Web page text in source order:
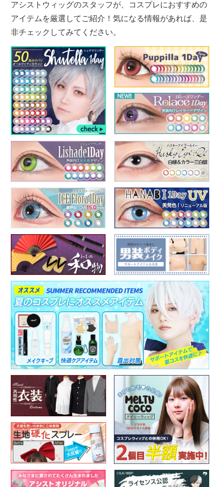
アシストウィッグのスタッフが、コスプレにおすすめの
アイテムを厳選してご紹介！気になる情報があれば、是
非チェックしてみてください。